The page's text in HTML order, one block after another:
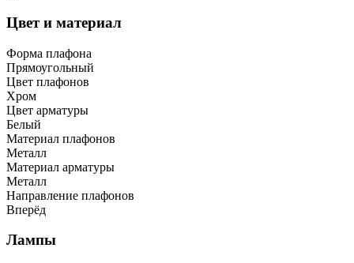
Цвет и материал
Форма плафона
Прямоугольный
Цвет плафонов
Хром
Цвет арматуры
Белый
Материал плафонов
Металл
Материал арматуры
Металл
Направление плафонов
Вперёд
Лампы